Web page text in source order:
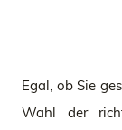
Egal, ob Sie
Wahl der